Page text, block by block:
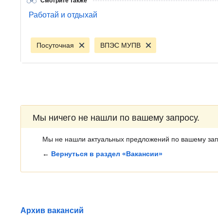
Работай и отдыхай
Посуточная ВПЭС МУПВ
Мы ничего не нашли по вашему запросу.
Мы не нашли актуальных предложений по вашему
← Вернуться в раздел «Вакансии»
Архив вакансий